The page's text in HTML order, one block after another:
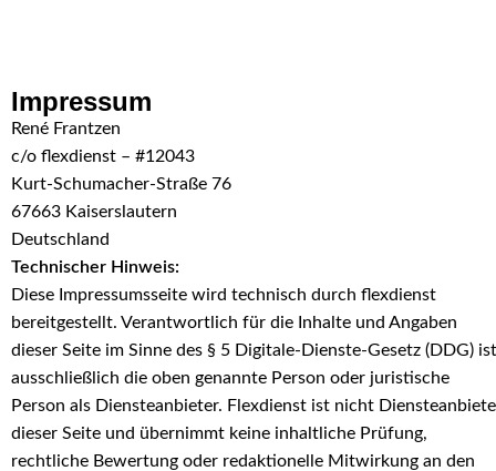
Impressum
René Frantzen
c/o flexdienst – #12043
Kurt-Schumacher-Straße 76
67663 Kaiserslautern
Deutschland
Technischer Hinweis:
Diese Impressumsseite wird technisch durch flexdienst
bereitgestellt. Verantwortlich für die Inhalte und Angaben
dieser Seite im Sinne des § 5 Digitale-Dienste-Gesetz (DDG) ist
ausschließlich die oben genannte Person oder juristische
Person als Diensteanbieter. Flexdienst ist nicht
dieser Seite und übernimmt keine inhaltliche Prüfung,
rechtliche Bewertung oder redaktionelle Mitwirkung an den